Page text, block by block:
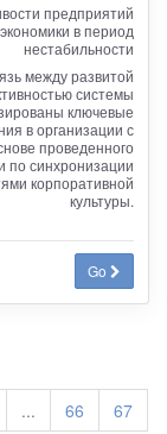
предприятий
в период
нестабильности
между развитой
системы
ключевые
в организации с
проведенного
по синхронизации
корпоративной
культуры.
Go
... 66 67